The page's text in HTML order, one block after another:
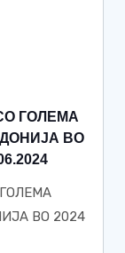
ГОЛЕМА
ВО
ВО 2024